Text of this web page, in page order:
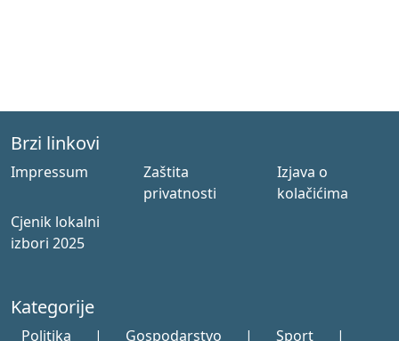
Brzi linkovi
Impressum
Zaštita
privatnosti
Izjava o
kolačićima
Cjenik lokalni
izbori 2025
Kategorije
Politika | Gospodarstvo | Sport |